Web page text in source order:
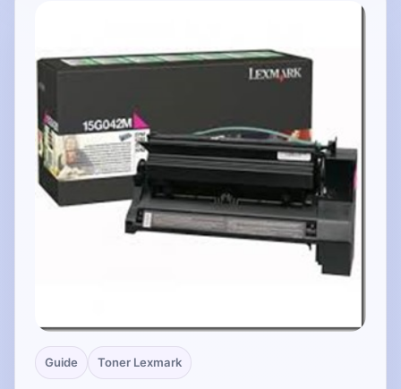
Guide Toner Lexmark